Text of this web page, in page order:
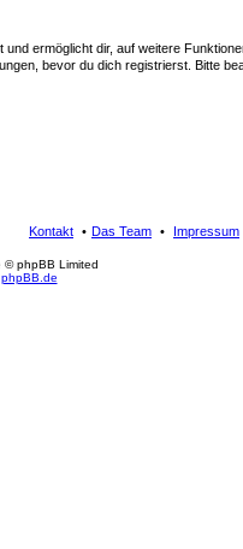
ermöglicht dir, auf weitere
bevor du dich registrierst. Bitte
Impressum
Das Team
Kontakt
© phpBB Limited
phpBB.de